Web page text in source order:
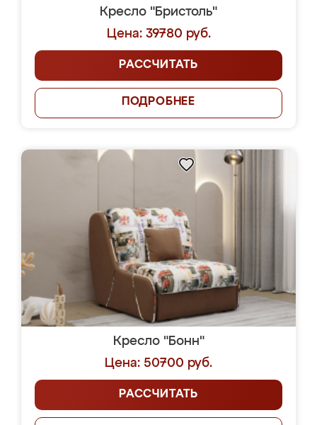
Кресло "Бристоль"
Цена: 39780 руб.
РАССЧИТАТЬ
ПОДРОБНЕЕ
Кресло "Бонн"
Цена: 50700 руб.
РАССЧИТАТЬ